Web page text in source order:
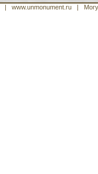
| www.unmonument.ru |